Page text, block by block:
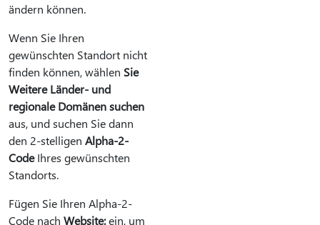
ändern können.
Wenn Sie Ihren
gewünschten Standort nicht
finden können, wählen Sie
Weitere Länder- und
regionale Domänen suchen
aus, und suchen Sie dann
den 2-stelligen Alpha-2-
CodeIhres gewünschten
Standorts.
Fügen Sie Ihren Alpha-2-
Code nach Website:ein, um